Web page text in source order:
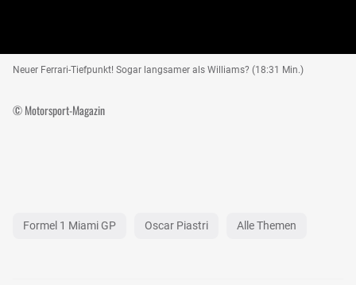
Neuer Ferrari-Tiefpunkt! Sogar langsamer als Williams? (18:31 Min.)
© Motorsport-Magazin
Formel 1 Miami GP Oscar Piastri Alle Themen